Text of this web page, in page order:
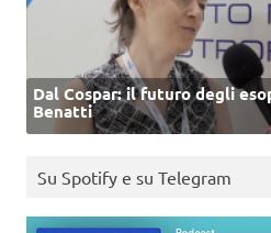
Dal Cospar: il futuro degli
Benatti
Su Spotify e su Telegram